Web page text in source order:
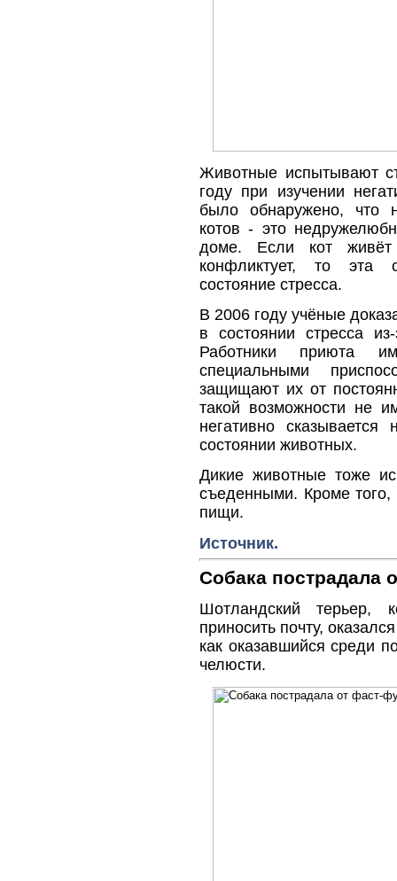
Животные испытывают
году при изучении
было обнаружено, что
котов - это
доме. Если кот
конфликтует, то эта
состояние стресса.
В 2006 году учёные
в состоянии стресса
Работники приюта
специальными
защищают их от
такой возможности не
негативно
состоянии животных.
Дикие животные тоже
съеденными. Кроме того,
пищи.
Источник.
Собака пострадала
Шотландский терьер,
приносить почту,
как оказавшийся среди
челюсти.